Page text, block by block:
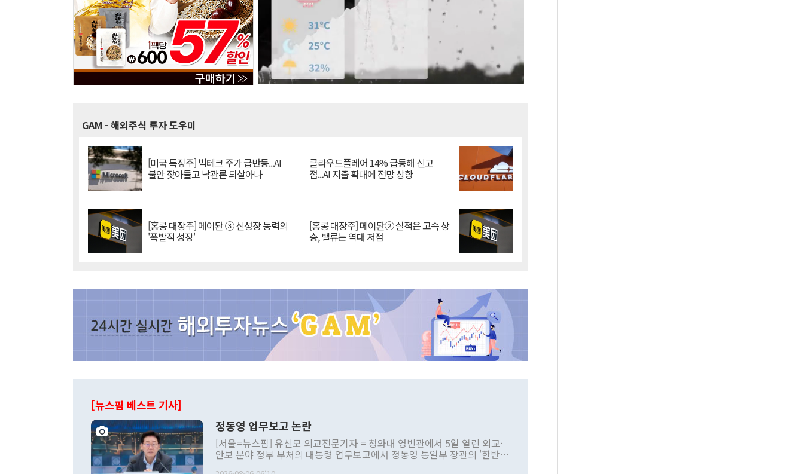
GAM - 해외주식 투자 도우미
[미국 특징주] 빅테크 주가 급반등...AI
불안 잦아들고 낙관론 되살아나
클라우드플레어 14% 급등해 신고
점...AI 지출 확대에 전망 상향
[홍콩 대장주] 메이퇀 ③ 신성장 동력의
'폭발적 성장'
[홍콩 대장주] 메이퇀② 실적은 고속 상
승, 밸류는 역대 저점
[뉴스핌 베스트 기사]
정동영 업무보고 논란
[서울=뉴스핌] 유신모 외교전문기자 = 청와대 영빈관에서 5일 열린 외교·
안보 분야 정부 부처의 대통령 업무보고에서 정동영 통일부 장관의 '한반도